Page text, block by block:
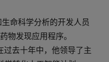
命科学分析的开发人员
物发现应用程序。
去十年中，他领导了主